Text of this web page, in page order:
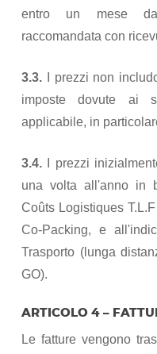
entro un mese
raccomandata con
3.3.I prezzi non
imposte dovute ai
applicabile, in
3.4.I prezzi
una volta all'anno in
Coûts Logistiques
Co-Packing, e
Trasporto (lunga
GO).
ARTICOLO 4 –
Le fatture vengono